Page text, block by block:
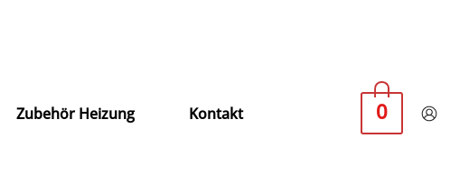
Zubehör Heizung Kontakt 0